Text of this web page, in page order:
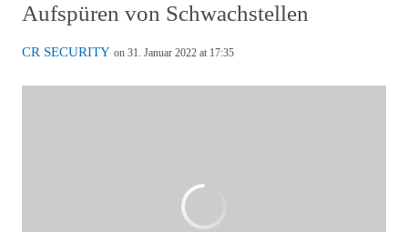
Aufspüren von Schwachstellen
CR SECURITY on 31. Januar 2022 at 17:35